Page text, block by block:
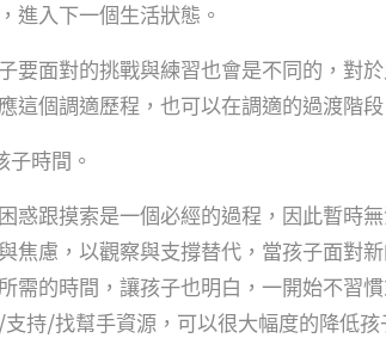
進入下一個生活狀態。
要面對的挑戰與練習也會是不同的，對
這個調適歷程，也可以在調適的過渡階
子時間。
惑跟摸索是一個必經的過程，因此暫時
焦慮，以觀察與支撐替代，當孩子面對
需的時間，讓孩子也明白，一開始不習
持/找幫手資源，可以很大幅度的降低